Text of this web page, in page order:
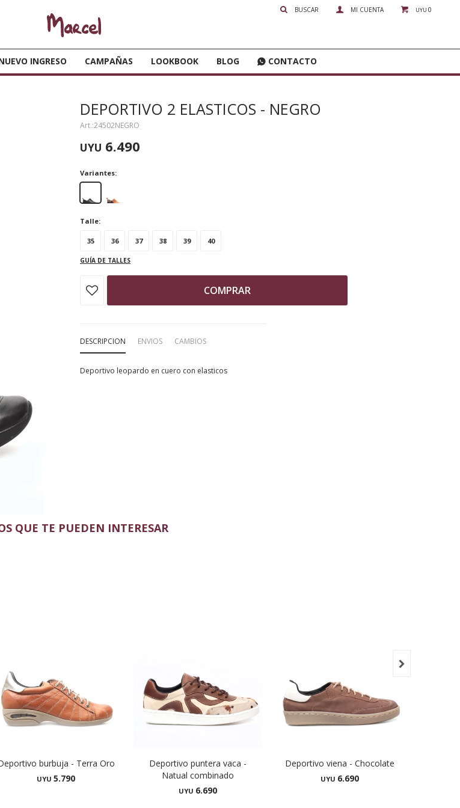
INGRESO CAMPAÑAS LOOKBOOK BLOG CONTACTO
UYU 0
DEPORTIVO 2 ELASTICOS - NEGRO
24502NEGRO
UYU 6.490
Variantes:
Talle:
35 36 37 38 39 40
GUÍA DE TALLES
COMPRAR
DESCRIPCION ENVIOS CAMBIOS
Deportivo leopardo en cuero con elasticos
QUE TE PUEDEN INTERESAR
burbuja - Terra Oro
UYU 5.790
Deportivo puntera vaca -
Natual combinado
UYU 6.690
Deportivo viena - Chocolate
UYU 6.690
